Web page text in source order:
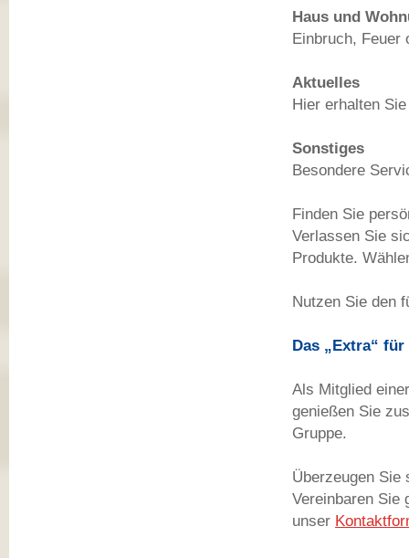
Haus und
Einbruch, Feuer
Aktuelles
Hier erhalten
Sonstiges
Besondere
Finden Sie
Verlassen Sie
Produkte.
Nutzen Sie den
Das „Extra“ für
Als Mitglied
genießen Sie
Gruppe.
Überzeugen Sie
Vereinbaren Sie
unser